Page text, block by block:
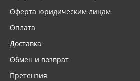
Оферта юридическим лицам
Оплата
Доставка
Обмен и возврат
Претензия